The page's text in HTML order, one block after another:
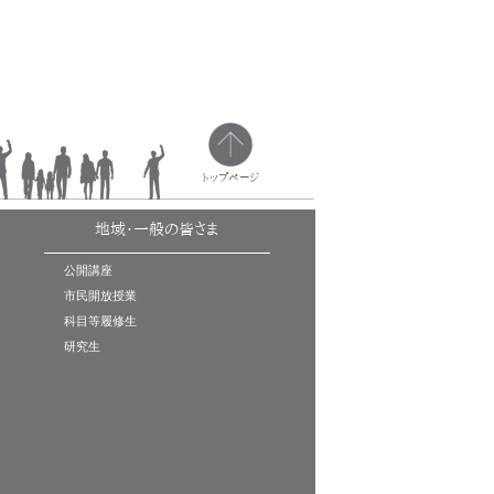
トップページ
地域・一般の皆さま
公開講座
市民開放授業
科目等履修生
研究生